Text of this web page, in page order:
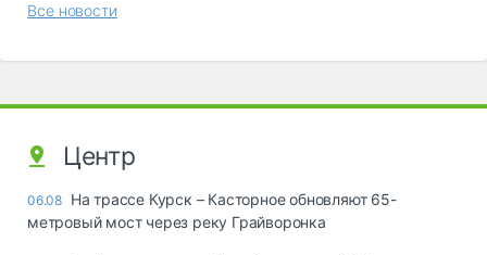
Все новости
Центр
06.08 На трассе Курск – Касторное обновляют 65-
метровый мост через реку Грайворонка